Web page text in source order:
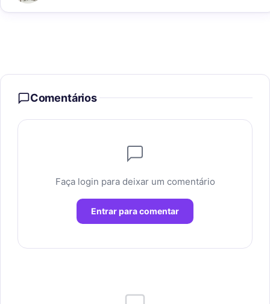
Comentários
Faça login para deixar um comentário
Entrar para comentar